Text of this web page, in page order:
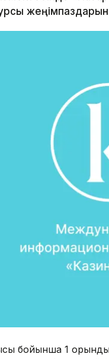
жеңімпаздарын
бойынша 1